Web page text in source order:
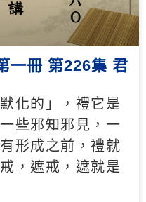
一冊 第226集 君
化的」，禮它是
些邪知邪見，一
形成之前，禮就
，遮戒，遮就是